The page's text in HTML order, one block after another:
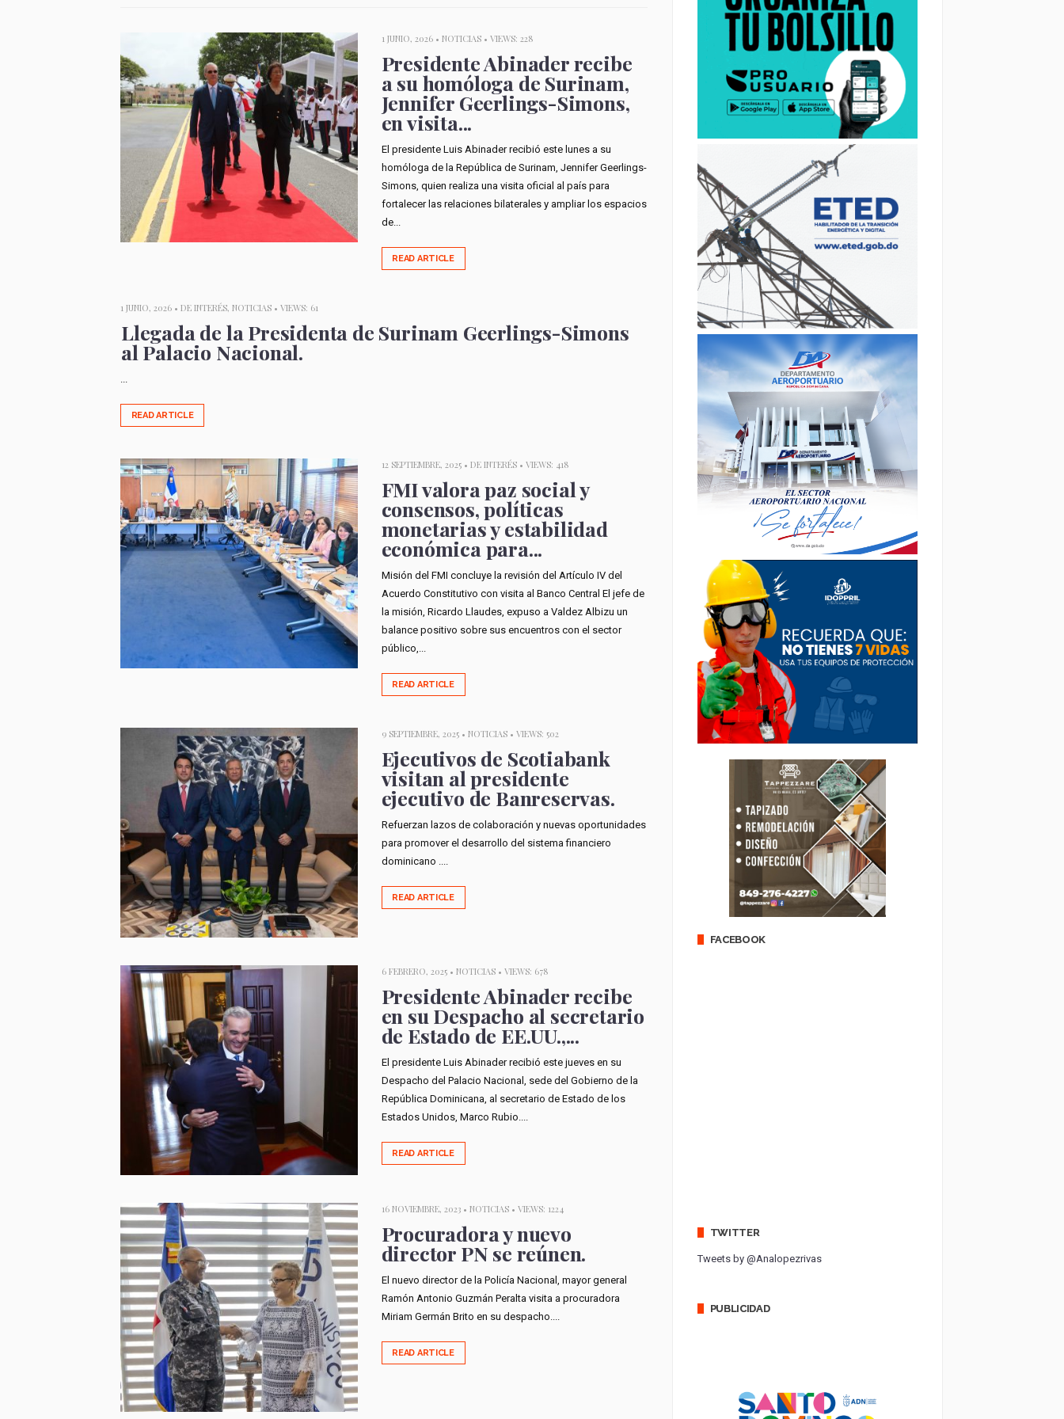
1 JUNIO, 2026 • NOTICIAS• VIEWS: 228
Presidente Abinader recibe
a su homóloga de Surinam,
Jennifer Geerlings-Simons,
en visita...
El presidente Luis Abinader recibió este lunes a su
homóloga de la República de Surinam, Jennifer Geerlings-
Simons, quien realiza una visita oficial al país para
fortalecer las relaciones bilaterales y ampliar los espacios
de...
READ ARTICLE
1 JUNIO, 2026 • DE INTERÉS, NOTICIAS • VIEWS: 61
Llegada de la Presidenta de Surinam Geerlings-Simons
al Palacio Nacional.
...
READ ARTICLE
12 SEPTIEMBRE, 2025 • DE INTERÉS• VIEWS: 418
FMI valora paz social y
consensos, políticas
monetarias y estabilidad
económica para...
Misión del FMI concluye la revisión del Artículo IV del
Acuerdo Constitutivo con visita al Banco Central El jefe de
la misión, Ricardo Llaudes, expuso a Valdez Albizu un
balance positivo sobre sus encuentros con el sector
público,...
READ ARTICLE
9 SEPTIEMBRE, 2025 • NOTICIAS• VIEWS: 502
Ejecutivos de Scotiabank
visitan al presidente
ejecutivo de Banreservas.
Refuerzan lazos de colaboración y nuevas oportunidades
para promover el desarrollo del sistema financiero
dominicano ....
READ ARTICLE
6 FEBRERO, 2025 • NOTICIAS• VIEWS: 678
Presidente Abinader recibe
en su Despacho al secretario
de Estado de EE.UU.,...
El presidente Luis Abinader recibió este jueves en su
Despacho del Palacio Nacional, sede del Gobierno de la
República Dominicana, al secretario de Estado de los
Estados Unidos, Marco Rubio....
READ ARTICLE
16 NOVIEMBRE, 2023 • NOTICIAS• VIEWS: 1224
Procuradora y nuevo
director PN se reúnen.
El nuevo director de la Policía Nacional, mayor general
Ramón Antonio Guzmán Peralta visita a procuradora
Miriam Germán Brito en su despacho....
READ ARTICLE
FACEBOOK
TWITTER
Tweets by @Analopezrivas
PUBLICIDAD